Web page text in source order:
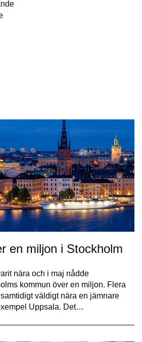
en miljon i Stockholm
nära och i maj nådde
kommun över en miljon. Flera
väldigt nära en jämnare
Uppsala. Det…